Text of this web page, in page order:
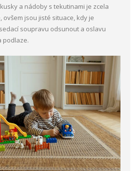
a nádoby s tekutinami je zcela
jsou jisté situace, kdy je
soupravu odsunout a oslavu
podlaze.